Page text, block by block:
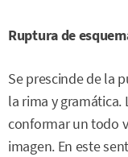
Ruptura de
Se prescinde de la
la rima y gramática.
conformar un todo
imagen. En este